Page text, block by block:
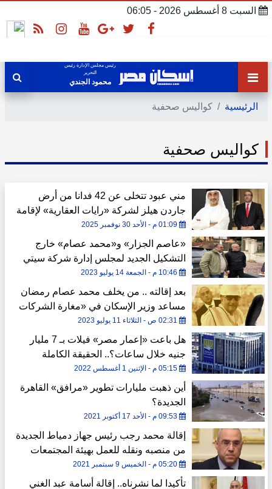
السبت 8 أغسطس 2026 - 06:05
رئيس مجلس الإدارة رئيس
التحرير
محمود الجندي
الرئيسية كواليس صحفية
كواليس صحفية
مني عبود تتخلى عن 42 فدانا من أرض
جاردن هيلز لشركة «رايات العقارية» لإقامة
«ملاذ ريزيدنس»
01:09 م - الأحد 30 نوفمبر 2025
«عاصم الجزار» و«محمد عصام» خارج
التشكيل الجديد لمجلس إدارة شركة سيتي
إيدج
10:46 م - الجمعة 14 يوليو 2023
بعد إقالته .. من يخلف محمد عصام رمضان
مساعد وزير الإسكان في «مغارة الشركات
والبنوك» ؟
02:31 ص - الثلاثاء 11 يوليو 2023
هل باعت «إعمار مصر» فيلات بـ 7 مليار
جنيه خلال ساعات؟.. الحقيقة الكاملة
05:15 م - الإثنين 1 أغسطس 2022
أين ذهبت مليارات تطوير «مرافق» القاهرة
الجديدة؟
09:53 م - الأحد 17 أكتوبر 2021
إقالة محمد رجب رئيس جهاز دمياط الجديدة
من منصبه ونقله للعمل بهيئة المجتمعات
العمرانية
05:20 م - الخميس 9 سبتمبر 2021
تأكيدا لما نشرناه.. إقالة أسامة عبد الغني